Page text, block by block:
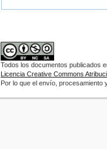
Todos los documentos publicados
Licencia Creative Commons
Por lo que el envío, procesamiento